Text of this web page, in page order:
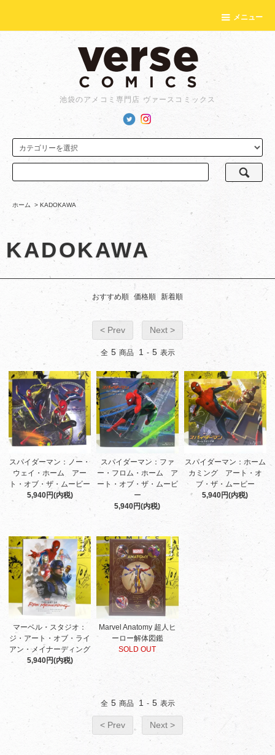
メニュー
池袋のアメコミ専門店 ヴァースコミックス
ホーム > KADOKAWA
KADOKAWA
おすすめ順 価格順 新着順
< Prev Next >
全 5 商品 1 - 5 表示
スパイダーマン：ノー・
ウェイ・ホーム アー
ト・オブ・ザ・ムービー
5,940円(内税)
スパイダーマン：ファ
ー・フロム・ホーム ア
ート・オブ・ザ・ムービ
ー
5,940円(内税)
スパイダーマン：ホーム
カミング アート・オ
ブ・ザ・ムービー
5,940円(内税)
マーベル・スタジオ：
ジ・アート・オブ・ライ
アン・メイナーディング
5,940円(内税)
Marvel Anatomy 超人ヒ
ーロー解体図鑑
SOLD OUT
全 5 商品 1 - 5 表示
< Prev Next >